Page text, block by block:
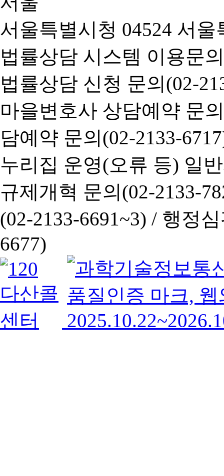
서울특별시청 04524 서
법률상담 시스템 이용문
법률상담 신청 문의(02-
마을변호사 상담예약 문
담예약 문의(02-2133-
누리집 운영(오류 등) 일
규제개혁 문의(02-2133-
(02-2133-6691~3) / 행정심
6677)